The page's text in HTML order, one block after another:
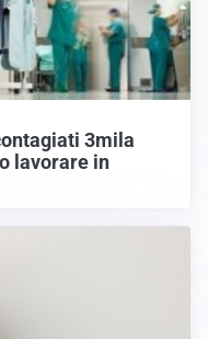
3mila
lavorare in